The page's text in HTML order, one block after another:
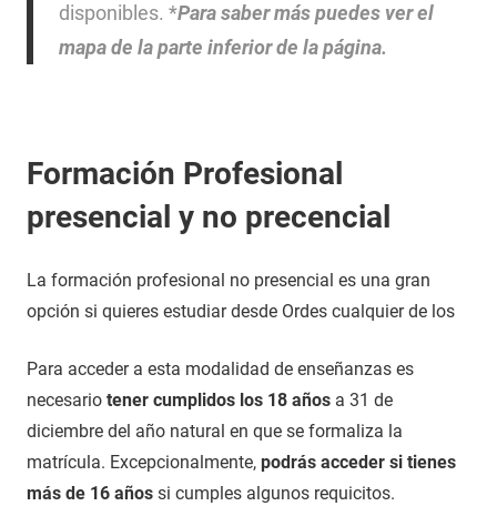
disponibles. *Para saber más puedes ver el
mapa de la parte inferior de la página.
Formación Profesional
presencial y no precencial
La formación profesional no presencial es una gran
opción si quieres estudiar desde Ordes cualquier de los
Para acceder a esta modalidad de enseñanzas es
necesario tener cumplidos los 18 años a 31 de
diciembre del año natural en que se formaliza la
matrícula. Excepcionalmente, podrás acceder si tienes
más de 16 años si cumples algunos requicitos.